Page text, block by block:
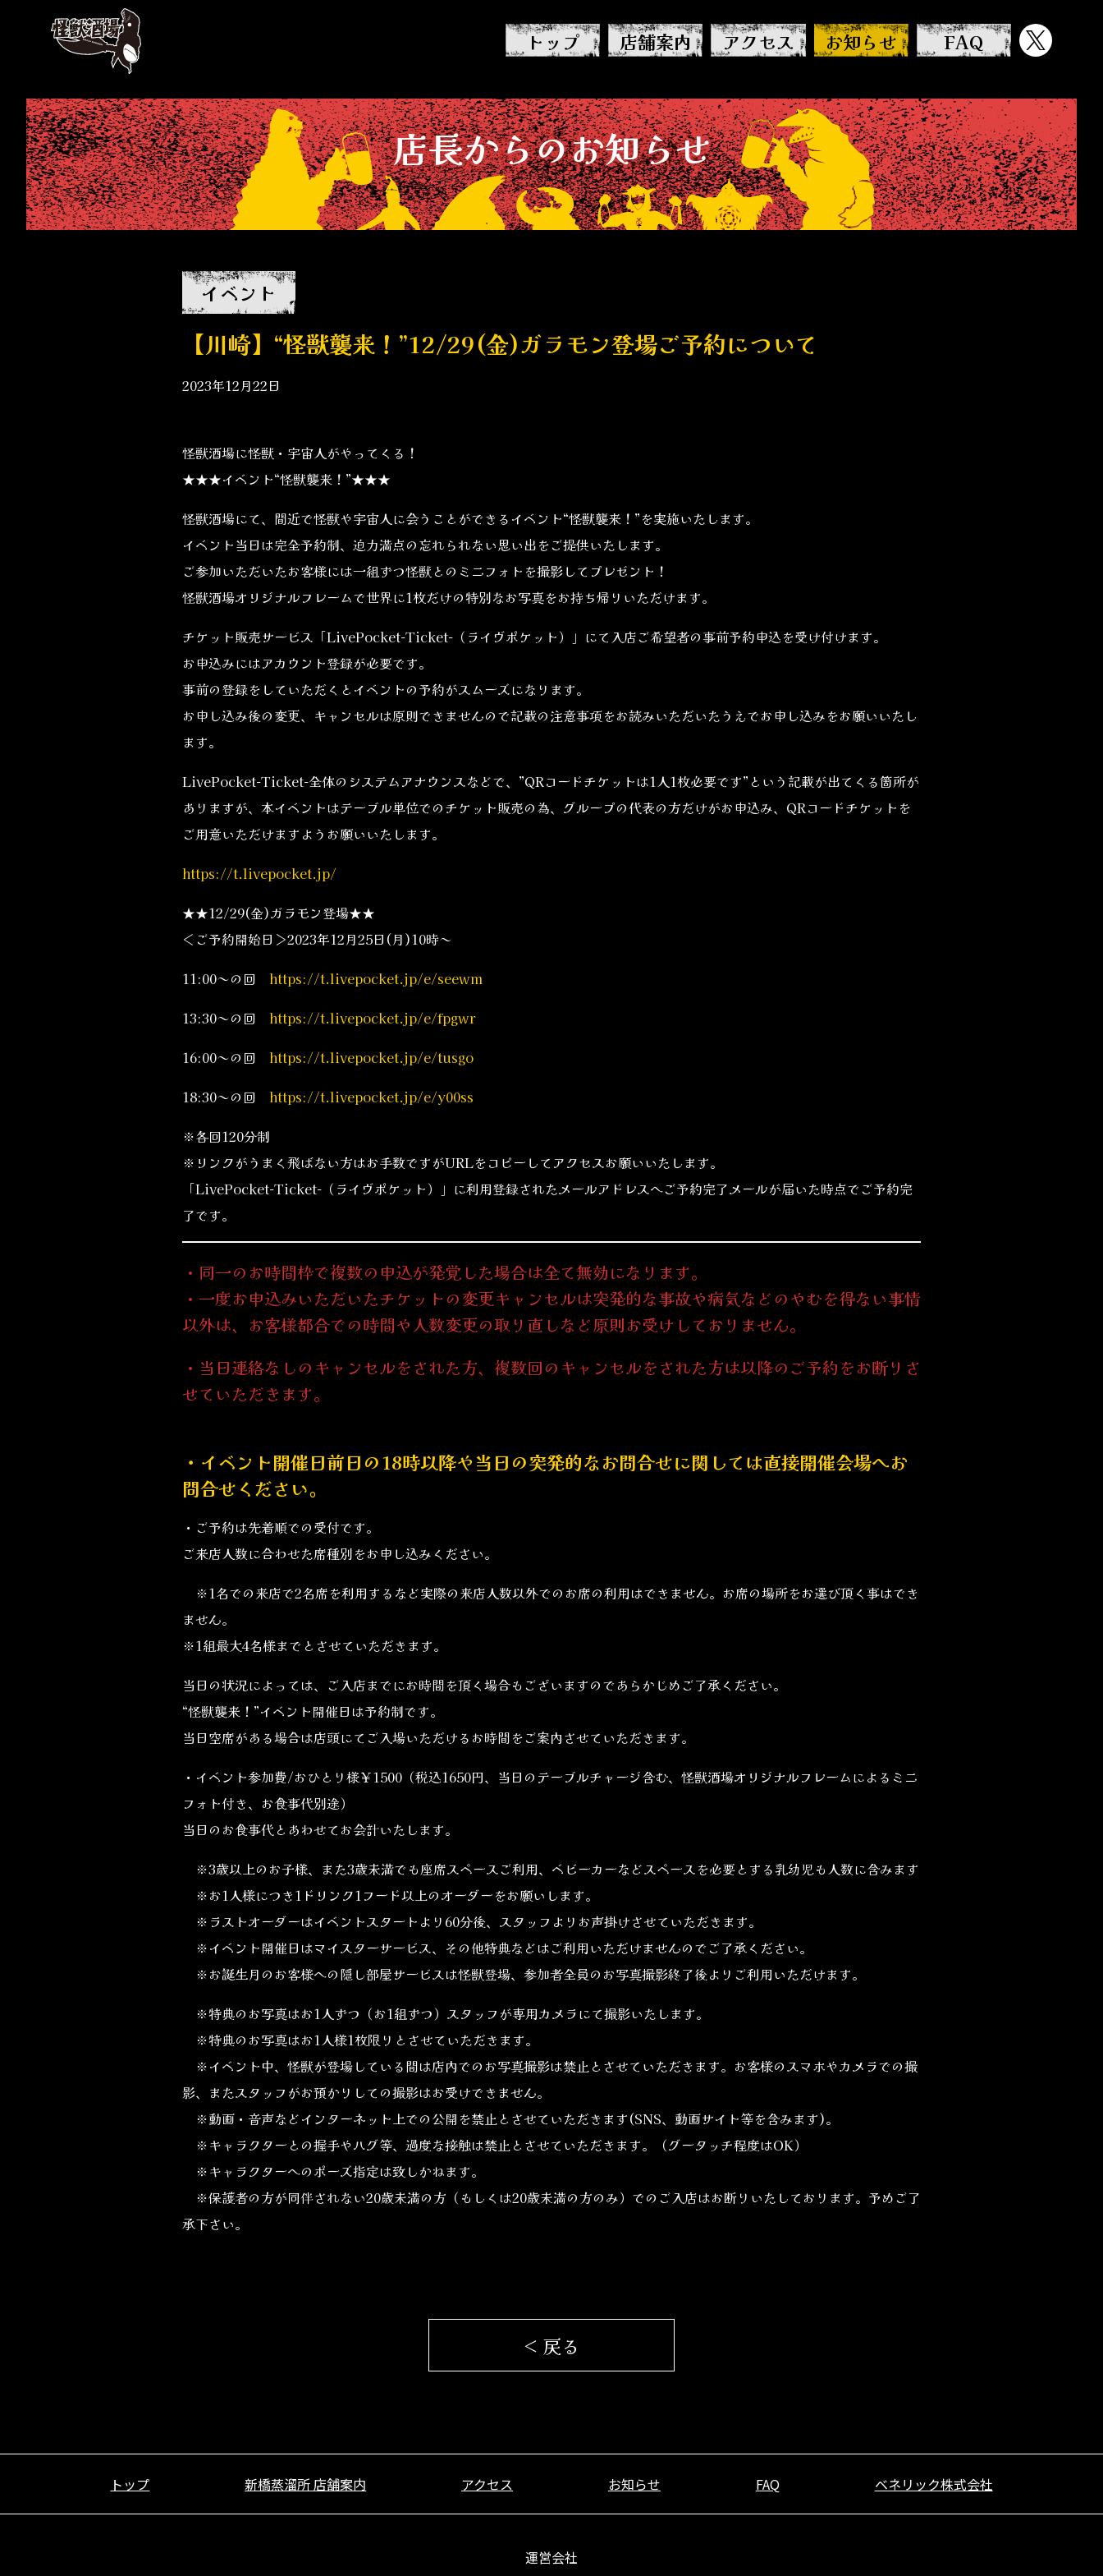
トップ 店舗案内 アクセス お知らせ FAQ
店長からのお知らせ
イベント
【川崎】“怪獣襲来！”12/29(金)ガラモン登場ご予約について
2023年12月22日
怪獣酒場に怪獣・宇宙人がやってくる！
★★★イベント“怪獣襲来！”★★★
怪獣酒場にて、間近で怪獣や宇宙人に会うことができるイベント“怪獣襲来！”を実施いたします。
イベント当日は完全予約制、迫力満点の忘れられない思い出をご提供いたします。
ご参加いただいたお客様には一組ずつ怪獣とのミニフォトを撮影してプレゼント！
怪獣酒場オリジナルフレームで世界に1枚だけの特別なお写真をお持ち帰りいただけます。
チケット販売サービス「LivePocket-Ticket-（ライヴポケット）」にて入店ご希望者の事前予約申込を受け付けます。
お申込みにはアカウント登録が必要です。
事前の登録をしていただくとイベントの予約がスムーズになります。
お申し込み後の変更、キャンセルは原則できませんので記載の注意事項をお読みいただいたうえでお申し込みをお願いいたし
ます。
LivePocket-Ticket-全体のシステムアナウンスなどで、”QRコードチケットは1人1枚必要です”という記載が出てくる箇所が
ありますが、本イベントはテーブル単位でのチケット販売の為、グループの代表の方だけがお申込み、QRコードチケットを
ご用意いただけますようお願いいたします。
https://t.livepocket.jp/
★★12/29(金)ガラモン登場★★
＜ご予約開始日＞2023年12月25日(月)10時～
11:00～の回 https://t.livepocket.jp/e/seewm
13:30～の回 https://t.livepocket.jp/e/fpgwr
16:00～の回 https://t.livepocket.jp/e/tusgo
18:30～の回 https://t.livepocket.jp/e/y00ss
※各回120分制
※リンクがうまく飛ばない方はお手数ですがURLをコピーしてアクセスお願いいたします。
「LivePocket-Ticket-（ライヴポケット）」に利用登録されたメールアドレスへご予約完了メールが届いた時点でご予約完
了です。
・同一のお時間枠で複数の申込が発覚した場合は全て無効になります。
・一度お申込みいただいたチケットの変更キャンセルは突発的な事故や病気などのやむを得ない事情
以外は、お客様都合での時間や人数変更の取り直しなど原則お受けしておりません。
・当日連絡なしのキャンセルをされた方、複数回のキャンセルをされた方は以降のご予約をお断りさ
せていただきます。
・イベント開催日前日の18時以降や当日の突発的なお問合せに関しては直接開催会場へお
問合せください。
・ご予約は先着順での受付です。
ご来店人数に合わせた席種別をお申し込みください。
※1名での来店で2名席を利用するなど実際の来店人数以外でのお席の利用はできません。お席の場所をお選び頂く事はでき
ません。
※1組最大4名様までとさせていただきます。
当日の状況によっては、ご入店までにお時間を頂く場合もございますのであらかじめご了承ください。
“怪獣襲来！”イベント開催日は予約制です。
当日空席がある場合は店頭にてご入場いただけるお時間をご案内させていただきます。
・イベント参加費/おひとり様￥1500（税込1650円、当日のテーブルチャージ含む、怪獣酒場オリジナルフレームによるミニ
フォト付き、お食事代別途）
当日のお食事代とあわせてお会計いたします。
※3歳以上のお子様、また3歳未満でも座席スペースご利用、ベビーカーなどスペースを必要とする乳幼児も人数に含みます
※お1人様につき1ドリンク1フード以上のオーダーをお願いします。
※ラストオーダーはイベントスタートより60分後、スタッフよりお声掛けさせていただきます。
※イベント開催日はマイスターサービス、その他特典などはご利用いただけませんのでご了承ください。
※お誕生月のお客様への隠し部屋サービスは怪獣登場、参加者全員のお写真撮影終了後よりご利用いただけます。
※特典のお写真はお1人ずつ（お1組ずつ）スタッフが専用カメラにて撮影いたします。
※特典のお写真はお1人様1枚限りとさせていただきます。
※イベント中、怪獣が登場している間は店内でのお写真撮影は禁止とさせていただきます。お客様のスマホやカメラでの撮
影、またスタッフがお預かりしての撮影はお受けできません。
※動画・音声などインターネット上での公開を禁止とさせていただきます(SNS、動画サイト等を含みます)。
※キャラクターとの握手やハグ等、過度な接触は禁止とさせていただきます。（グータッチ程度はOK）
※キャラクターへのポーズ指定は致しかねます。
※保護者の方が同伴されない20歳未満の方（もしくは20歳未満の方のみ）でのご入店はお断りいたしております。予めご了
承下さい。
< 戻る
トップ 新橋蒸溜所 店舗案内 アクセス お知らせ FAQ ベネリック株式会社
運営会社